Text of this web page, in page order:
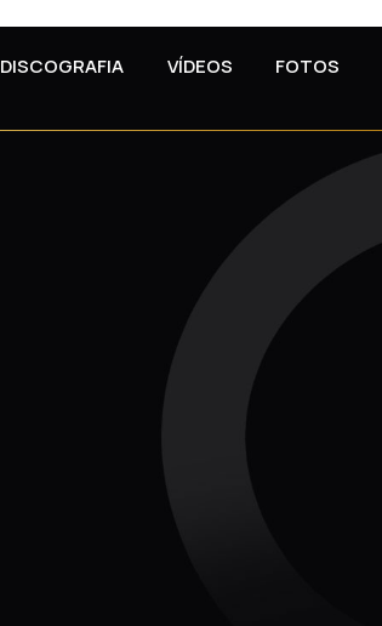
DISCOGRAFIA VÍDEOS FOTOS